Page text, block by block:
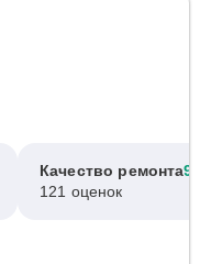
Качество ремонта
121 оценок